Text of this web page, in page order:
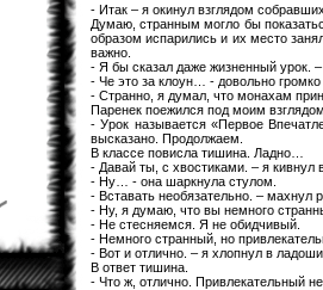
- Итак – я окинул взглядом
Думаю, странным могло бы
образом испарились и их место
важно.
- Я бы сказал даже жизненный урок.
- Че это за клоун… - довольно
- Странно, я думал, что монахам
Паренек поежился под моим
- Урок называется «Первое
высказано. Продолжаем.
В классе повисла тишина. Ладно…
- Давай ты, с хвостиками. – я кивнул
- Ну… - она шаркнула стулом.
- Вставать необязательно. – махнул
- Ну, я думаю, что вы немного
- Не стесняемся. Я не обидчивый.
- Немного странный, но
- Вот и отлично. – я хлопнул в
В ответ тишина.
- Что ж, отлично. Привлекательный